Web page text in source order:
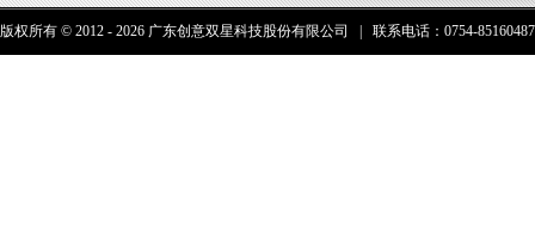
版权所有 © 2012 - 2026 广东创意双星科技股份有限公司 | 联系电话：0754-